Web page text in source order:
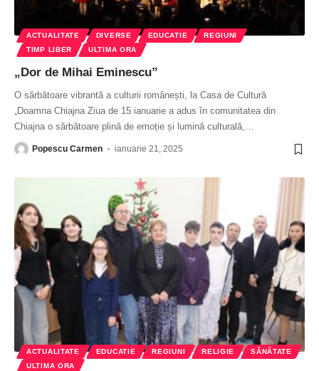
ACTUALITATE DIVERSE EDUCATIE
REGIUNI
TIMP LIBER
ULTIMA ORA
„Dor de Mihai Eminescu”
O sărbătoare vibrantă a culturii românești, la Casa de Cultură
„Doamna Chiajna Ziua de 15 ianuarie a adus în comunitatea din
Chiajna o sărbătoare plină de emoție și lumină culturală,…
Popescu Carmen ianuarie 21, 2025
ACTUALITATE EDUCATIE REGIUNI RELIGIE
SĂNĂTATE
ULTIMA ORA